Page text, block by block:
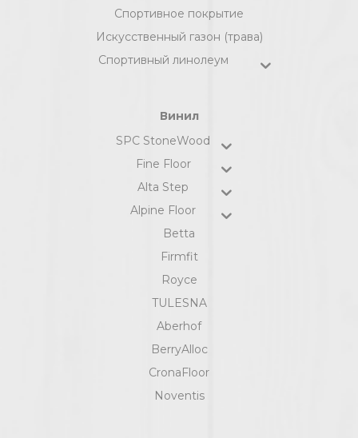
Спортивное покрытие
Искусственный газон (трава)
Спортивный линолеум
Винил
SPC StoneWood
Fine Floor
Alta Step
Alpine Floor
Betta
Firmfit
Royce
TULESNA
Aberhof
BerryAlloc
CronaFloor
Noventis